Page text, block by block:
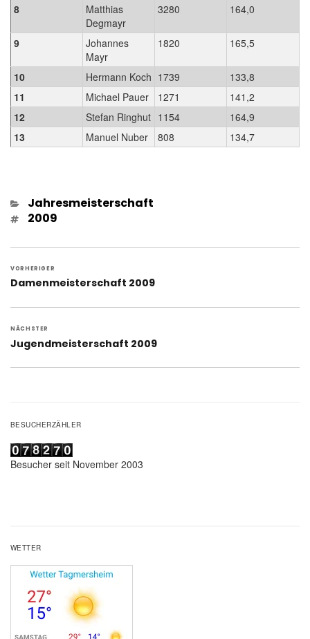
8
Matthias
Degmayr
3280 164,0
9
Johannes
Mayr
1820 165,5
10 Hermann Koch 1739
133,8
11
Michael Pauer 1271
141,2
12
Stefan Ringhut 1154
164,9
13
Manuel Nuber 808 134,7
Kategorien
Jahresmeisterschaft
Schlagwörter
2009
Beitragsnavigation
VORHERIGER
Vorheriger
Damenmeisterschaft 2009
NÄCHSTER
Nächster
Jugendmeisterschaft 2009
BESUCHERZÄHLER
Besucher seit November 2003
WETTER